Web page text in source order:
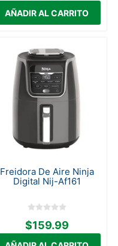
Freidora De Aire Ninja
Digital Nij-Af161
$159.99